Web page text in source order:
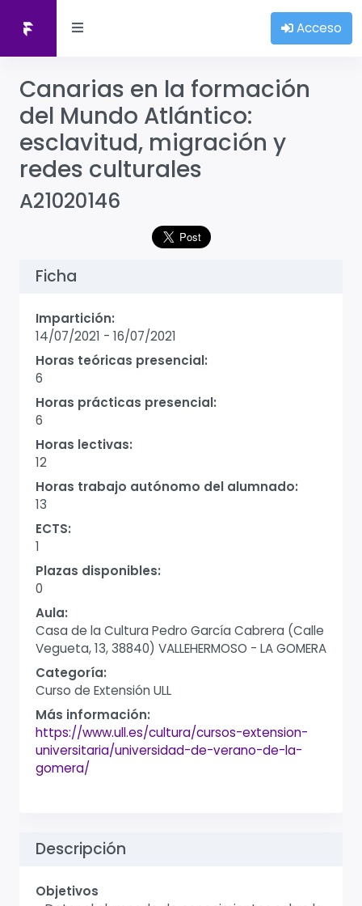
Acceso
Canarias en la formación
del Mundo Atlántico:
esclavitud, migración y
redes culturales
A21020146
Ficha
Impartición:
14/07/2021 - 16/07/2021
Horas teóricas presencial:
6
Horas prácticas presencial:
6
Horas lectivas:
12
Horas trabajo autónomo del alumnado:
13
ECTS:
1
Plazas disponibles:
0
Aula:
Casa de la Cultura Pedro García Cabrera (Calle
Vegueta, 13, 38840) VALLEHERMOSO - LA GOMERA
Categoría:
Curso de Extensión ULL
Más información:
https://www.ull.es/cultura/cursos-extension-
universitaria/universidad-de-verano-de-la-
gomera/
Descripción
Objetivos